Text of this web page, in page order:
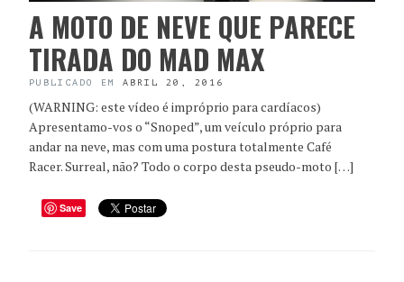
A MOTO DE NEVE QUE PARECE
TIRADA DO MAD MAX
PUBLICADO EM ABRIL 20, 2016
(WARNING: este vídeo é impróprio para cardíacos)
Apresentamo-vos o “Snoped”, um veículo próprio para
andar na neve, mas com uma postura totalmente Café
Racer. Surreal, não? Todo o corpo desta pseudo-moto […]
Save